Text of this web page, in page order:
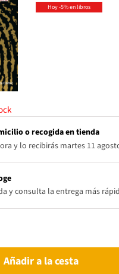
Hoy -5% en libros
o recogida en tienda
y lo recibirás martes 11
y consulta la entrega más
Añadir a la cesta